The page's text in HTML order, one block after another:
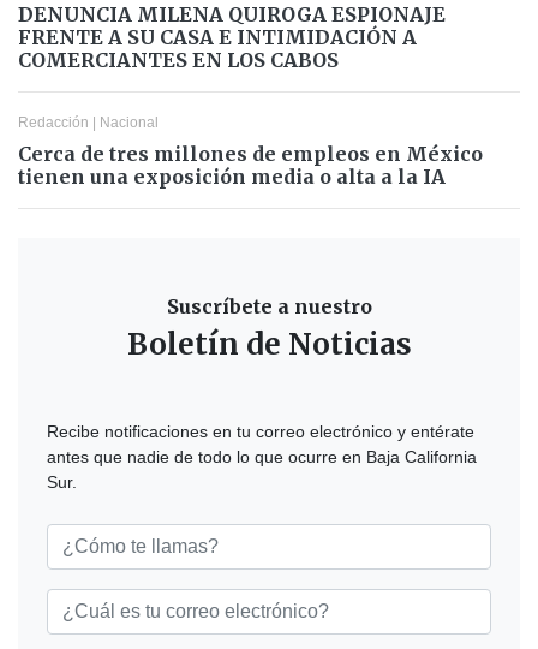
DENUNCIA MILENA QUIROGA ESPIONAJE
FRENTE A SU CASA E INTIMIDACIÓN A
COMERCIANTES EN LOS CABOS
Redacción | Nacional
Cerca de tres millones de empleos en México
tienen una exposición media o alta a la IA
Suscríbete a nuestro
Boletín de Noticias
Recibe notificaciones en tu correo electrónico y entérate
antes que nadie de todo lo que ocurre en Baja California
Sur.